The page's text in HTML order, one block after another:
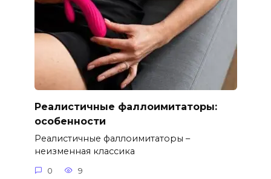
Реалистичные фаллоимитаторы:
особенности
Реалистичные фаллоимитаторы –
неизменная классика
0 9